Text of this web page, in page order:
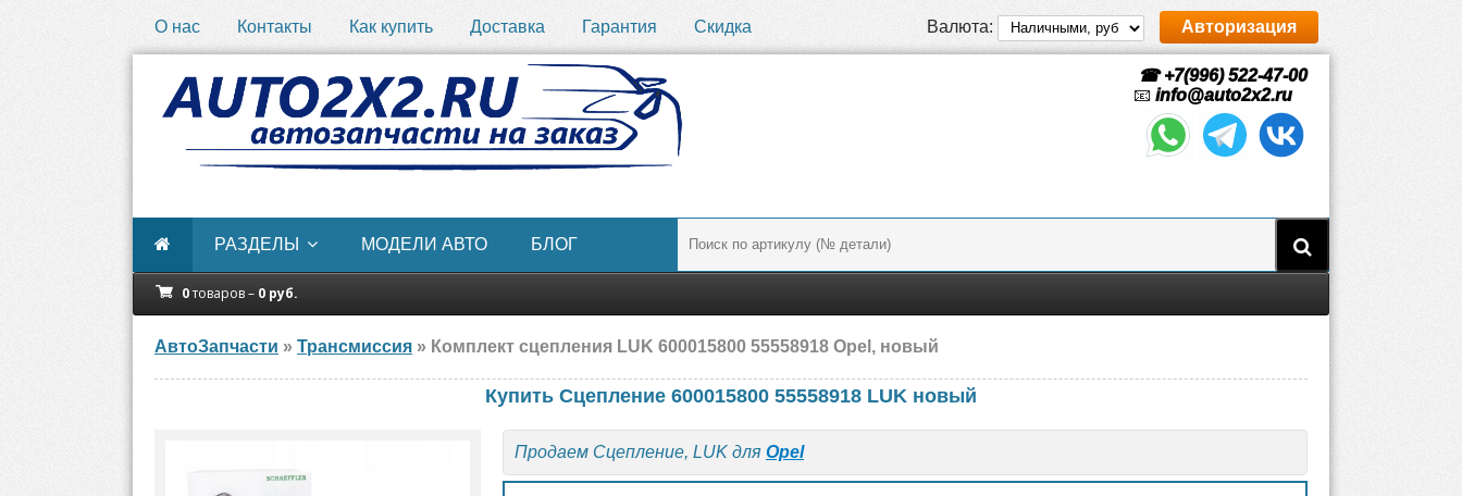
О нас Контакты Как купить Доставка Гарантия Скидка Валюта: Авторизация
☎ +7(996) 522-47-00
📧 info@auto2x2.ru
РАЗДЕЛЫ МОДЕЛИ АВТО БЛОГ
0товаров – 0 руб.
АвтоЗапчасти » Трансмиссия » Комплект сцепления LUK 600015800 55558918 Opel, новый
Купить Сцепление 600015800 55558918 LUK новый
Продаем Сцепление, LUK для Opel